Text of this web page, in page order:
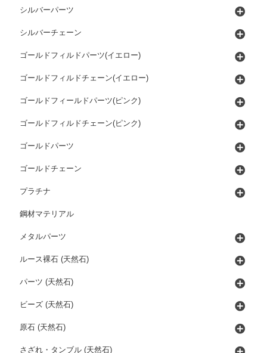
シルバーパーツ
シルバーチェーン
ゴールドフィルドパーツ(イエロー)
ゴールドフィルドチェーン(イエロー)
ゴールドフィールドパーツ(ピンク)
ゴールドフィルドチェーン(ピンク)
ゴールドパーツ
ゴールドチェーン
プラチナ
鋼材マテリアル
メタルパーツ
ルース裸石 (天然石)
パーツ (天然石)
ビーズ (天然石)
原石 (天然石)
さざれ・タンブル (天然石)